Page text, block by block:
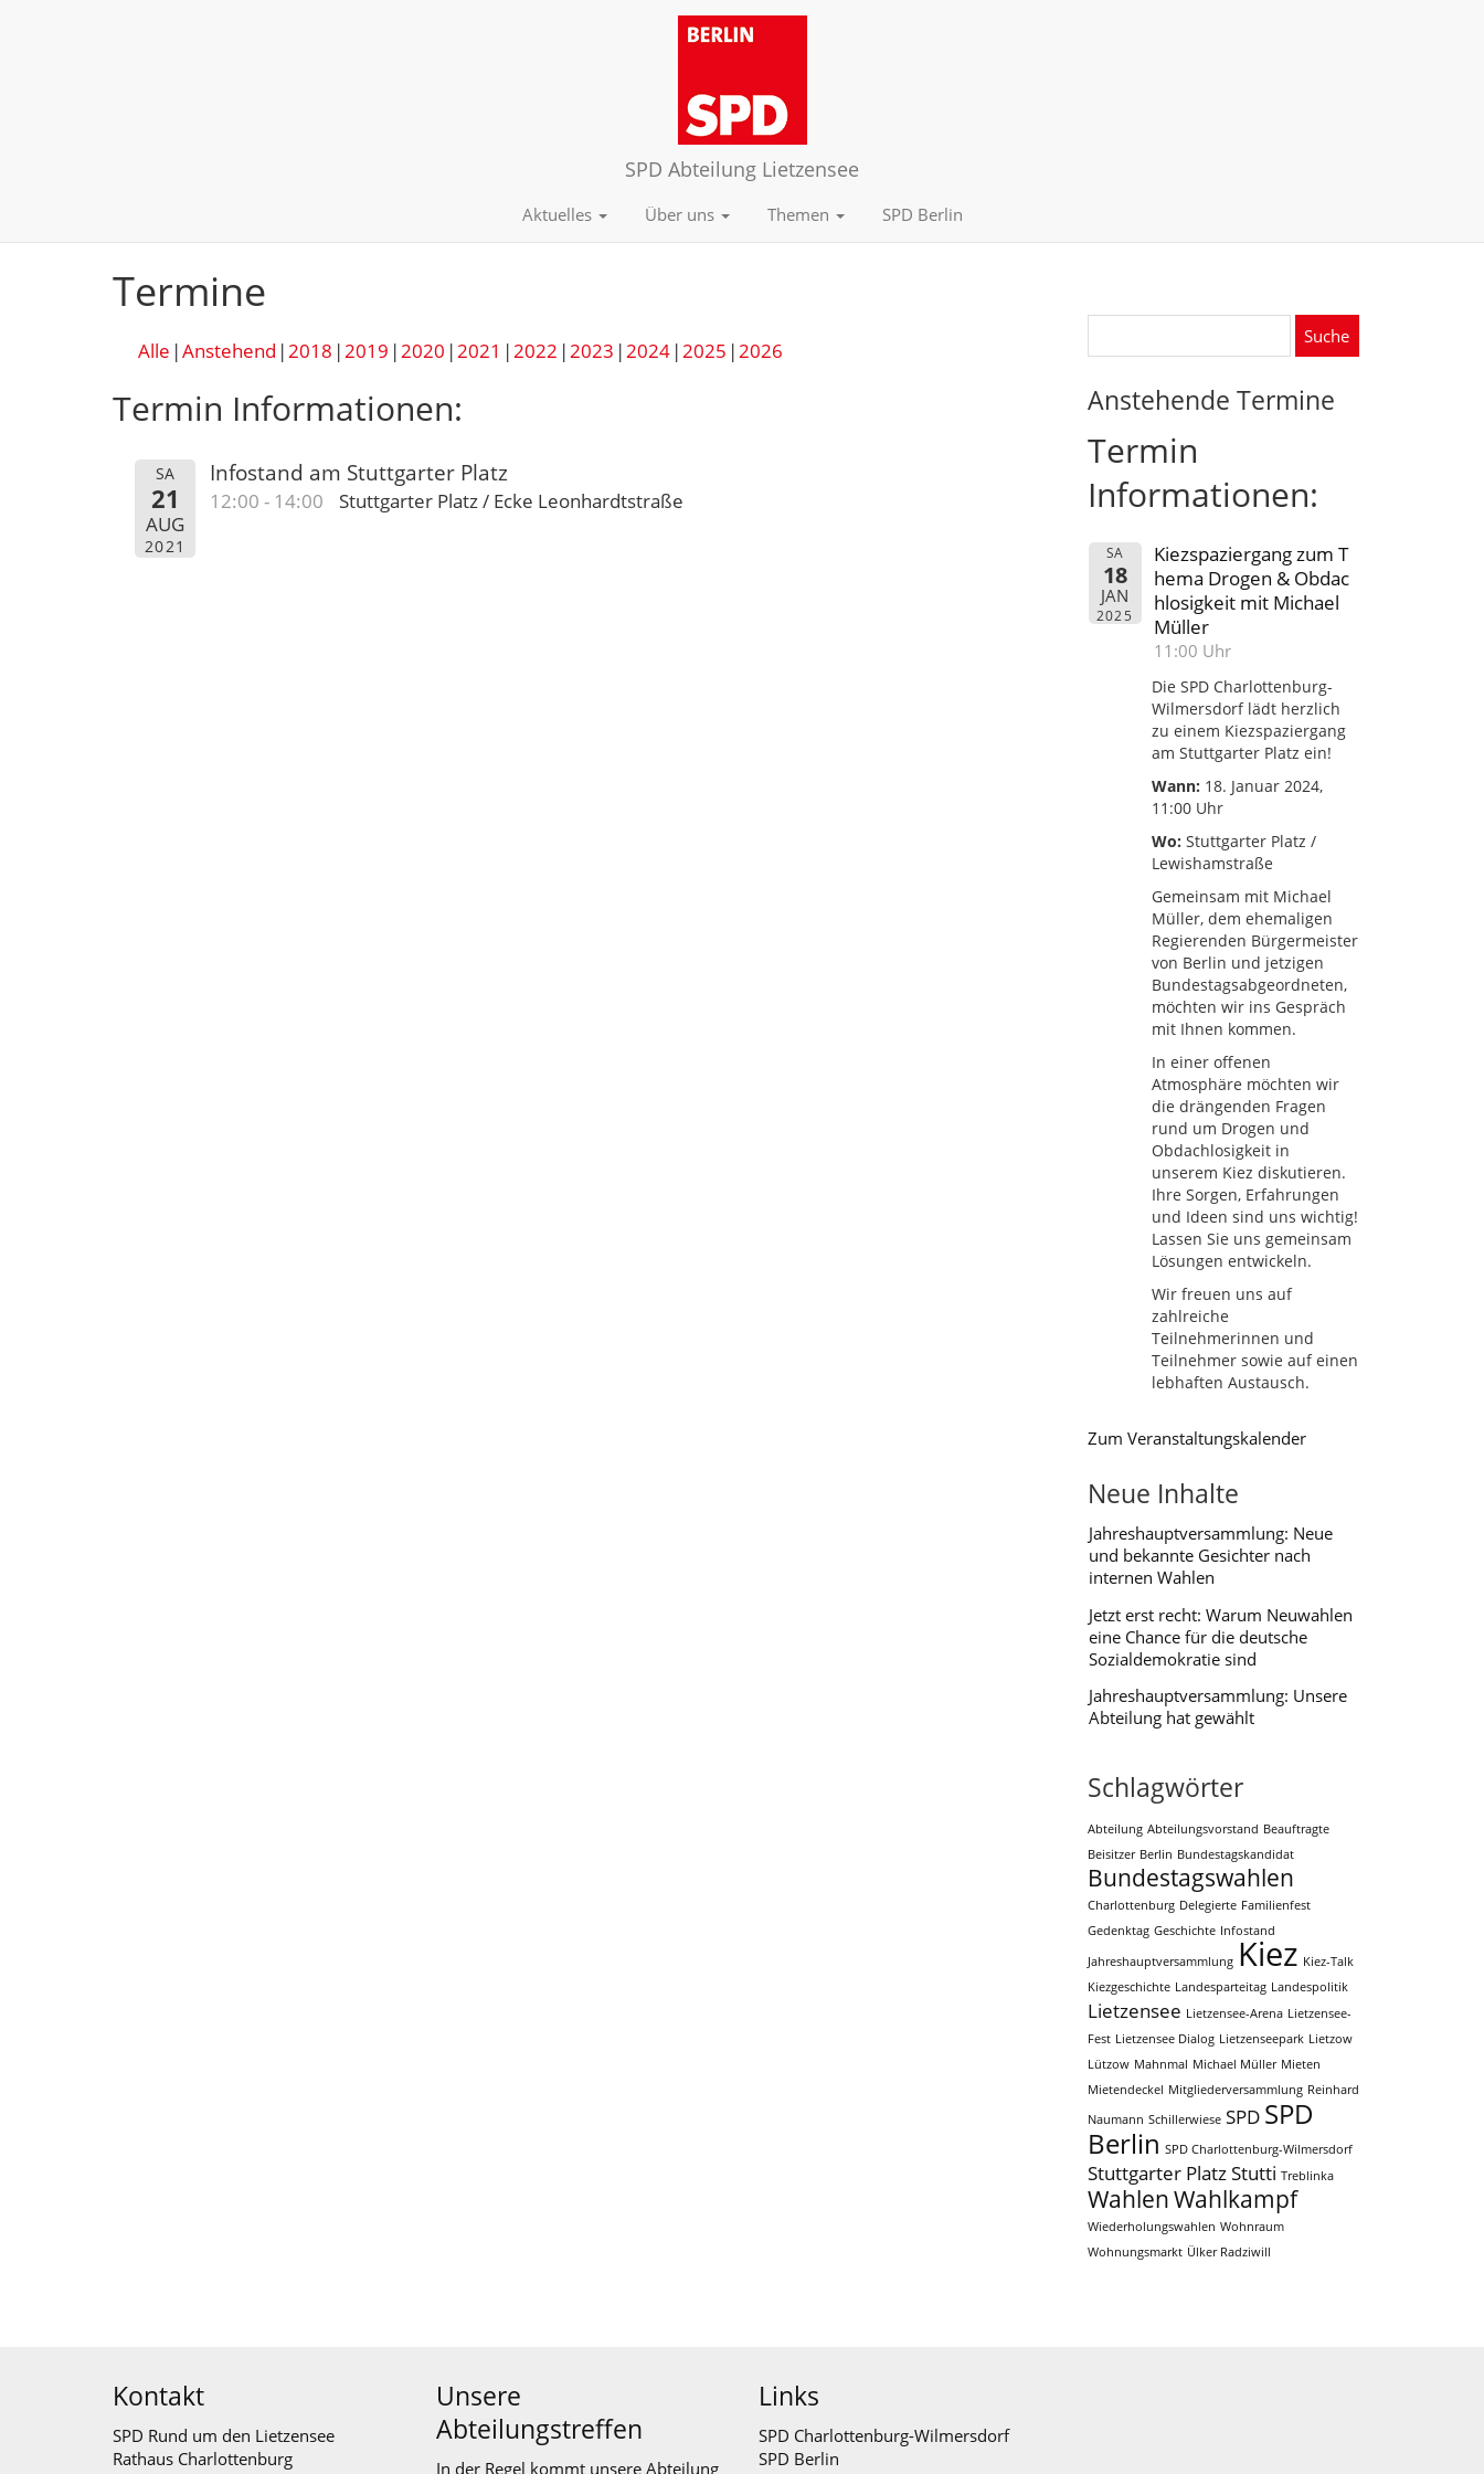
SPD Abteilung Lietzensee
Aktuelles Über uns Themen SPD Berlin
Termine
Alle Anstehend 2018 2019 2020 2021 2022 2023 2024 2025 2026
Termin Informationen:
SA
21
AUG
2021
Infostand am Stuttgarter Platz
12:00 - 14:00 Stuttgarter Platz / Ecke Leonhardtstraße
Anstehende Termine
Termin
Informationen:
SA
18
JAN
2025
Kiezspaziergang zum T
hema Drogen & Obdac
hlosigkeit mit Michael
Müller
11:00 Uhr
Die SPD Charlottenburg-
Wilmersdorf lädt herzlich
zu einem Kiezspaziergang
am Stuttgarter Platz ein!
Wann: 18. Januar 2024,
11:00 Uhr
Wo: Stuttgarter Platz /
Lewishamstraße
Gemeinsam mit Michael
Müller, dem ehemaligen
Regierenden Bürgermeister
von Berlin und jetzigen
Bundestagsabgeordneten,
möchten wir ins Gespräch
mit Ihnen kommen.
In einer offenen
Atmosphäre möchten wir
die drängenden Fragen
rund um Drogen und
Obdachlosigkeit in
unserem Kiez diskutieren.
Ihre Sorgen, Erfahrungen
und Ideen sind uns wichtig!
Lassen Sie uns gemeinsam
Lösungen entwickeln.
Wir freuen uns auf
zahlreiche
Teilnehmerinnen und
Teilnehmer sowie auf einen
lebhaften Austausch.
Zum Veranstaltungskalender
Neue Inhalte
Jahreshauptversammlung: Neue
und bekannte Gesichter nach
internen Wahlen
Jetzt erst recht: Warum Neuwahlen
eine Chance für die deutsche
Sozialdemokratie sind
Jahreshauptversammlung: Unsere
Abteilung hat gewählt
Schlagwörter
Abteilung Abteilungsvorstand Beauftragte
Beisitzer Berlin Bundestagskandidat
Bundestagswahlen
Charlottenburg Delegierte Familienfest
Gedenktag Geschichte Infostand
Jahreshauptversammlung Kiez Kiez-Talk
Kiezgeschichte Landesparteitag Landespolitik
Lietzensee Lietzensee-Arena Lietzensee-
Fest Lietzensee Dialog Lietzenseepark Lietzow
Lützow Mahnmal Michael Müller Mieten
Mietendeckel Mitgliederversammlung Reinhard
Naumann Schillerwiese SPD SPD
Berlin SPD Charlottenburg-Wilmersdorf
Stuttgarter PlatzStutti Treblinka
WahlenWahlkampf
Wiederholungswahlen Wohnraum
Wohnungsmarkt Ülker Radziwill
Kontakt
SPD Rund um den Lietzensee
Rathaus Charlottenburg
Unsere
Abteilungstreffen
In der Regel kommt unsere Abteilung
Links
SPD Charlottenburg-Wilmersdorf
SPD Berlin